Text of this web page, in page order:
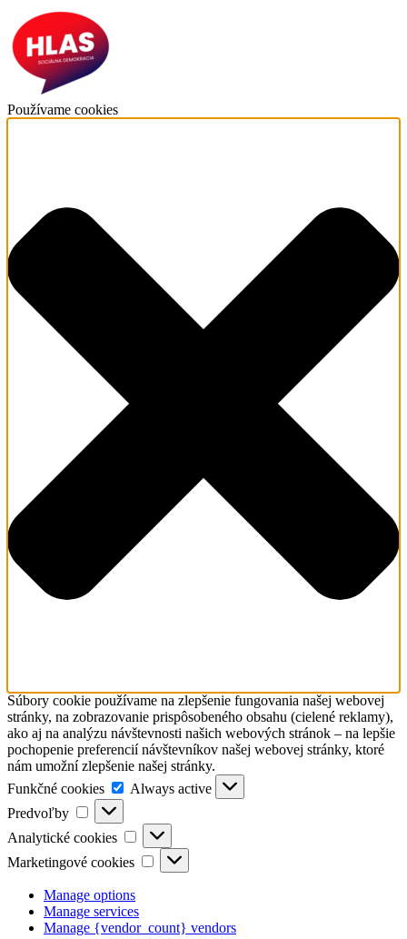
Používame cookies
Súbory cookie používame na zlepšenie fungovania našej webovej
stránky, na zobrazovanie prispôsobeného obsahu (cielené reklamy),
ako aj na analýzu návštevnosti našich webových stránok – na lepšie
pochopenie preferencií návštevníkov našej webovej stránky, ktoré
nám umožní zlepšenie našej stránky.
Funkčné cookies
Funkčné
cookies
Always active
Predvoľby
Predvoľby
Analytické cookies
Analytické
cookies
Marketingové cookies
Marketingové
cookies
Manage options
Manage services
Manage {vendor_count} vendors